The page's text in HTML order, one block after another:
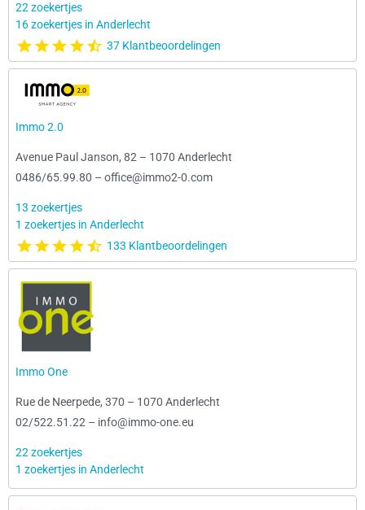
22 zoekertjes
16 zoekertjes in Anderlecht
37 Klantbeoordelingen
Immo 2.0
Avenue Paul Janson, 82 – 1070 Anderlecht
0486/65.99.80 – office@immo2-0.com
13 zoekertjes
1 zoekertjes in Anderlecht
133 Klantbeoordelingen
Immo One
Rue de Neerpede, 370 – 1070 Anderlecht
02/522.51.22 – info@immo-one.eu
22 zoekertjes
1 zoekertjes in Anderlecht